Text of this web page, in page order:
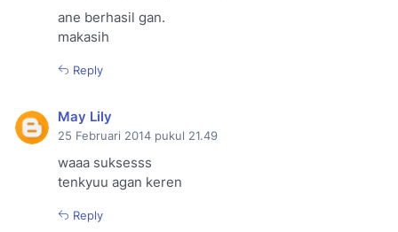
ane berhasil gan.
makasih
Reply
May Lily
25 Februari 2014 pukul 21.49
waaa suksesss
tenkyuu agan keren
Reply